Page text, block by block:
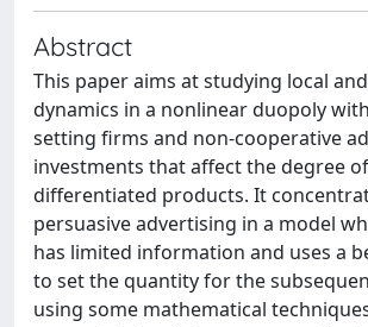
Abstract
This paper aims at studying local
dynamics in a nonlinear duopoly
setting firms and non-cooperative
investments that affect the degree
differentiated products. It
persuasive advertising in a model
has limited information and uses a
to set the quantity for the
using some mathematical